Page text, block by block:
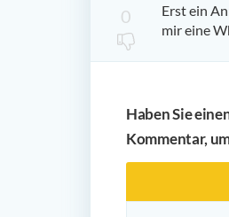
0
Erst ein
mir eine
Haben Sie
Kommentar,